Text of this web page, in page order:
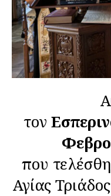
τον
που
Αγίας